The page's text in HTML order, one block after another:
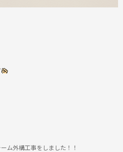
ム外構工事をしました！！